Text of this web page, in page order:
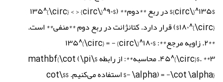
$۱۳۵^{\circ}$ در ربع **دوم** ($۹۰^{\circ} < ۱۳۵^{\circ} <
۱۸۰^{\circ}$) قرار دارد. کتانژانت در ربع دوم **منفی** است.
**۲. زاویه مرجع**: $۱۸۰^{\circ} - ۱۳۵^{\circ} =
۴۵^{\circ}$. **۳. محاسبه**: از رابطه $\mathbf{\cot (\pi
- \alpha) = -\cot \alpha}$ استفاده می‌کنیم. $$\cot